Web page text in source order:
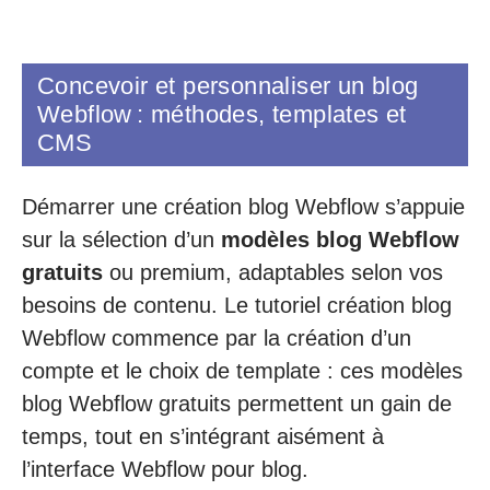
Concevoir et personnaliser un blog
Webflow : méthodes, templates et
CMS
Démarrer une création blog Webflow s’appuie
sur la sélection d’un modèles blog Webflow
gratuits ou premium, adaptables selon vos
besoins de contenu. Le tutoriel création blog
Webflow commence par la création d’un
compte et le choix de template : ces modèles
blog Webflow gratuits permettent un gain de
temps, tout en s’intégrant aisément à
l’interface Webflow pour blog.